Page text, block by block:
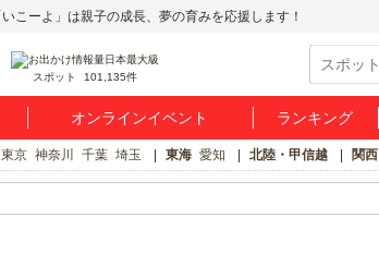
こーよ」は親子の成長、夢の育みを応援します！
スポット 101,135件
オンラインイベント ランキング
東京 神奈川 千葉 埼玉 東海 愛知 北陸・甲信越 関西